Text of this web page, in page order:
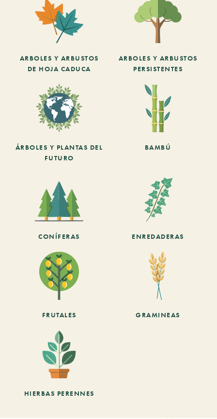
ARBOLES Y ARBUSTOS
DE HOJA CADUCA
ARBOLES Y ARBUSTOS
PERSISTENTES
ÁRBOLES Y PLANTAS DEL
FUTURO
BAMBÚ
CONÍFERAS ENREDADERAS
FRUTALES GRAMINEAS
HIERBAS PERENNES